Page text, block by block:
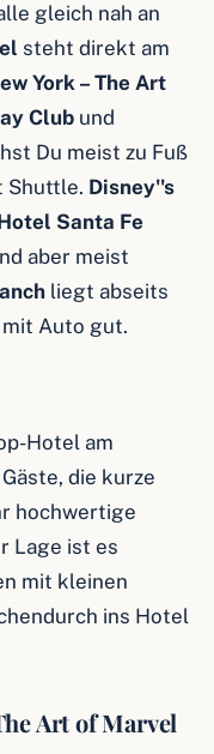
gleich nah an
steht direkt am
York – The Art
Club und
Du meist zu Fuß
Shuttle. Disney''s
Santa Fe
aber meist
liegt abseits
Auto gut.
Hotel am
die kurze
hochwertige
Lage ist es
mit kleinen
ins Hotel
Art of Marvel